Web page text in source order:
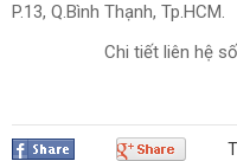
P.13, Q.Bình Thạnh, Tp.HCM.
Chi tiết liên hệ